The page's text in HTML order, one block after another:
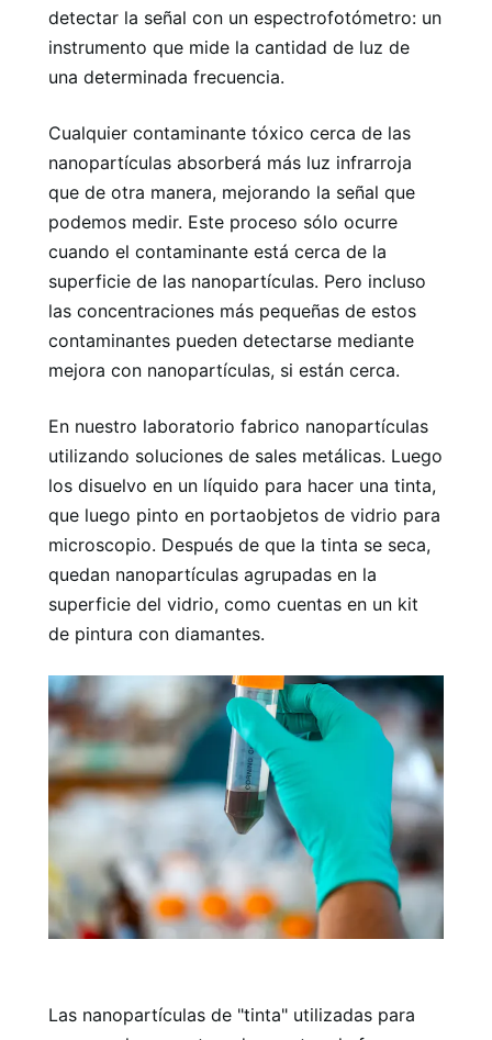
detectar la señal con un espectrofotómetro: un
instrumento que mide la cantidad de luz de
una determinada frecuencia.
Cualquier contaminante tóxico cerca de las
nanopartículas absorberá más luz infrarroja
que de otra manera, mejorando la señal que
podemos medir. Este proceso sólo ocurre
cuando el contaminante está cerca de la
superficie de las nanopartículas. Pero incluso
las concentraciones más pequeñas de estos
contaminantes pueden detectarse mediante
mejora con nanopartículas, si están cerca.
En nuestro laboratorio fabrico nanopartículas
utilizando soluciones de sales metálicas. Luego
los disuelvo en un líquido para hacer una tinta,
que luego pinto en portaobjetos de vidrio para
microscopio. Después de que la tinta se seca,
quedan nanopartículas agrupadas en la
superficie del vidrio, como cuentas en un kit
de pintura con diamantes.
Las nanopartículas de "tinta" utilizadas para